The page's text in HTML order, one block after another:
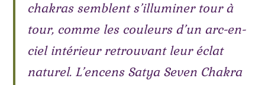
chakras semblent s’illuminer tour à
tour, comme les couleurs d’un arc-en-
ciel intérieur retrouvant leur éclat
naturel. L’encens Satya Seven Chakra